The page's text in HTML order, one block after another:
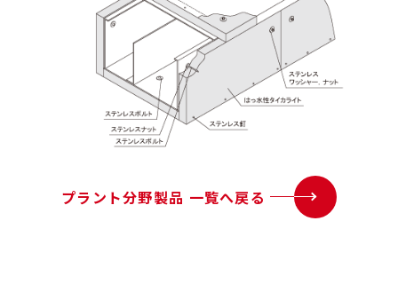
プラント分野製品 一覧へ戻る